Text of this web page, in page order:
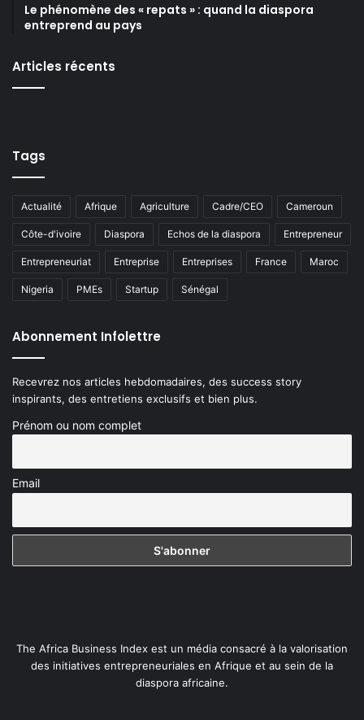
Le phénomène des « repats » : quand la diaspora
entreprend au pays
Articles récents
Tags
Actualité Afrique Agriculture Cadre/CEO Cameroun
Côte-d'ivoire Diaspora Echos de la diaspora Entrepreneur
Entrepreneuriat Entreprise Entreprises France Maroc
Nigeria PMEs Startup Sénégal
Abonnement Infolettre
Recevrez nos articles hebdomadaires, des success story
inspirants, des entretiens exclusifs et bien plus.
Prénom ou nom complet
Email
The Africa Business Index est un média consacré à la valorisation
des initiatives entrepreneuriales en Afrique et au sein de la
diaspora africaine.